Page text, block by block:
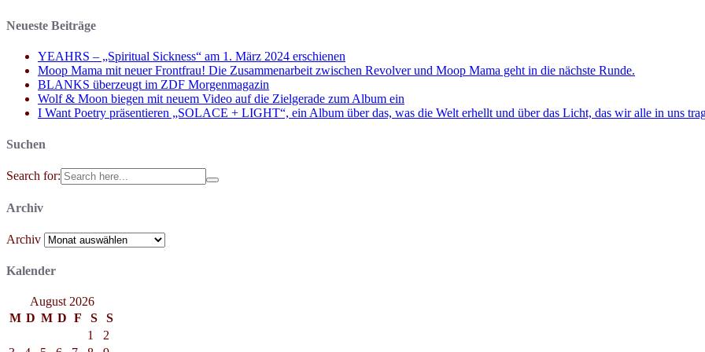
Neueste Beiträge
YEAHRS – „Spiritual Sickness“ am 1. März 2024 erschienen
Moop Mama mit neuer Frontfrau! Die Zusammenarbeit zwischen Revolver und Moop Mama geht in die nächste Runde.
BLANKS überzeugt im ZDF Morgenmagazin
Wolf & Moon biegen mit neuem Video auf die Zielgerade zum Album ein
I Want Poetry präsentieren „SOLACE + LIGHT“, ein Album über das, was die Welt erhellt und über das Licht, das wir alle in uns
Suchen
Search for:
Archiv
Archiv
Kalender
August 2026
M D M D F S
S
1
2